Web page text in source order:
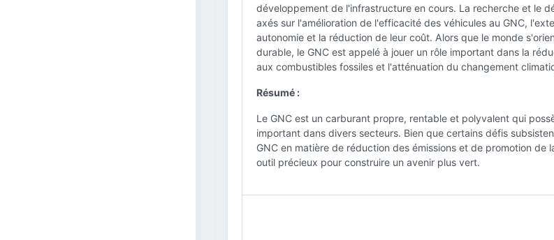
développement de l'infrastructure en cours. La recherche et le
axés sur l'amélioration de l'efficacité des véhicules au GNC,
autonomie et la réduction de leur coût. Alors que le monde
durable, le GNC est appelé à jouer un rôle important dans la
aux combustibles fossiles et l'atténuation du changement
Résumé :
Le GNC est un carburant propre, rentable et polyvalent qui
important dans divers secteurs. Bien que certains défis
GNC en matière de réduction des émissions et de promotion de
outil précieux pour construire un avenir plus vert.